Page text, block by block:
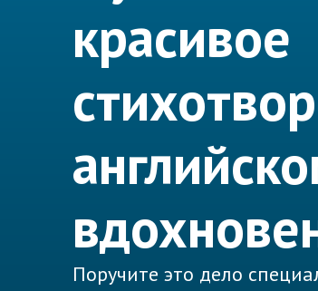
красивое
Поручите это дело